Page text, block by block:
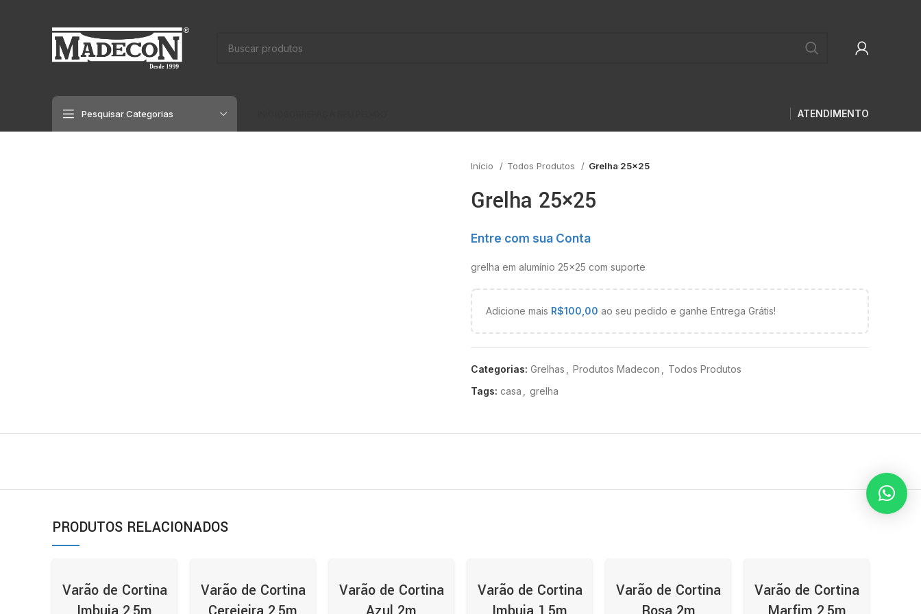
Pesquisar Categorias ATENDIMENTO
Início Todos Produtos Grelha 25×25
Grelha 25×25
Entre com sua Conta
grelha em alumínio 25×25 com suporte
Adicione mais R$100,00 ao seu pedido e ganhe Entrega Grátis!
Categorias: Grelhas Produtos Madecon
Todos Produtos
Tags: casa grelha
PRODUTOS RELACIONADOS
Varão de Cortina
Varão de Cortina
Varão de Cortina
Varão de Cortina
Varão de Cortina
Varão de Cortina